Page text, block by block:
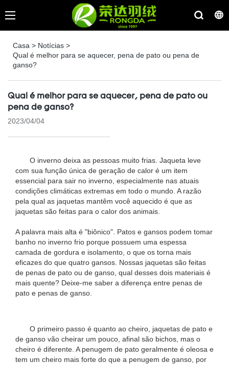
Casa > Notícias >
Qual é melhor para se aquecer, pena de pato ou pena de
ganso?
Qual é melhor para se aquecer, pena de pato ou
pena de ganso?
2023/04/04
O inverno deixa as pessoas muito frias. Jaqueta leve
com sua função única de geração de calor é um item
essencial para sair no inverno, especialmente nas atuais
condições climáticas extremas em todo o mundo. A razão
pela qual as jaquetas mantêm você aquecido é que as
jaquetas são feitas para o calor dos animais.
A palavra mais alta é "biônico". Patos e gansos podem tomar
banho no inverno frio porque possuem uma espessa
camada de gordura e isolamento, o que os torna mais
eficazes do que quatro gansos. Nossas jaquetas são feitas
de penas de pato ou de ganso, qual desses dois materiais é
mais quente? Deixe-me saber a diferença entre penas de
pato e penas de ganso.
O primeiro passo é quanto ao cheiro, jaquetas de pato e
de ganso vão cheirar um pouco, afinal são bichos, mas o
cheiro é diferente. A penugem de pato geralmente é oleosa e
tem um cheiro mais forte do que a penugem de ganso, por